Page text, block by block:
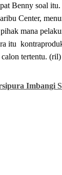
Benny soal itu.
Center,
mana
itu
tertentu. (ril)
Imbangi